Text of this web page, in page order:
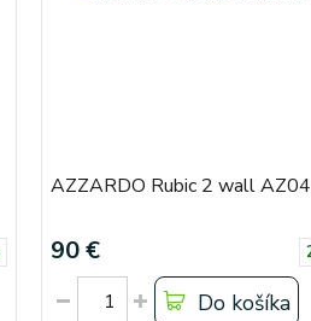
AZZARDO Rubic 2 wall
90 €
Do košíka